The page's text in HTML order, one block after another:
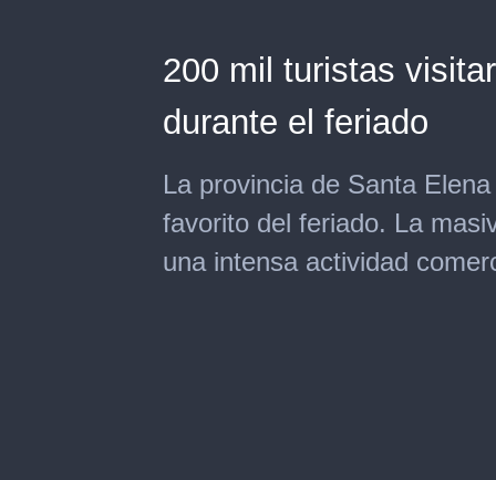
200 mil turistas
durante el feriado
La provincia de Santa
favorito del feriado. La
una intensa actividad